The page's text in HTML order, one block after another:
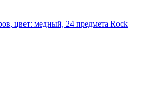
цвет: медный, 24 предмета Rock